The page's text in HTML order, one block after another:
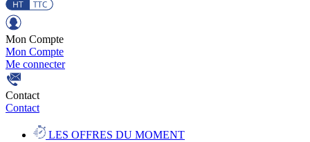
Mon Compte
Mon Compte
Me connecter
Contact
Contact
LES OFFRES DU MOMENT